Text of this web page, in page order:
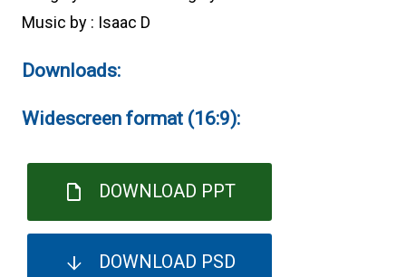
Music by : Isaac D
Downloads:
Widescreen format (16:9):
DOWNLOAD PPT
DOWNLOAD PSD